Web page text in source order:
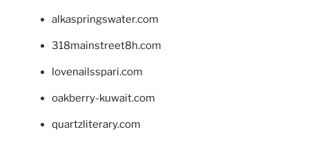
alkaspringswater.com
318mainstreet8h.com
lovenailsspari.com
oakberry-kuwait.com
quartzliterary.com